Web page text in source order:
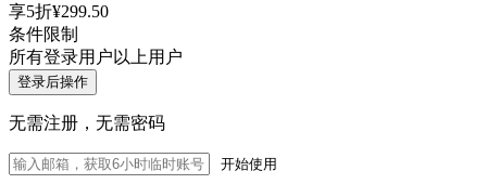
享5折¥299.50
条件限制
所有登录用户以上用户
登录后操作
无需注册，无需密码
开始使用